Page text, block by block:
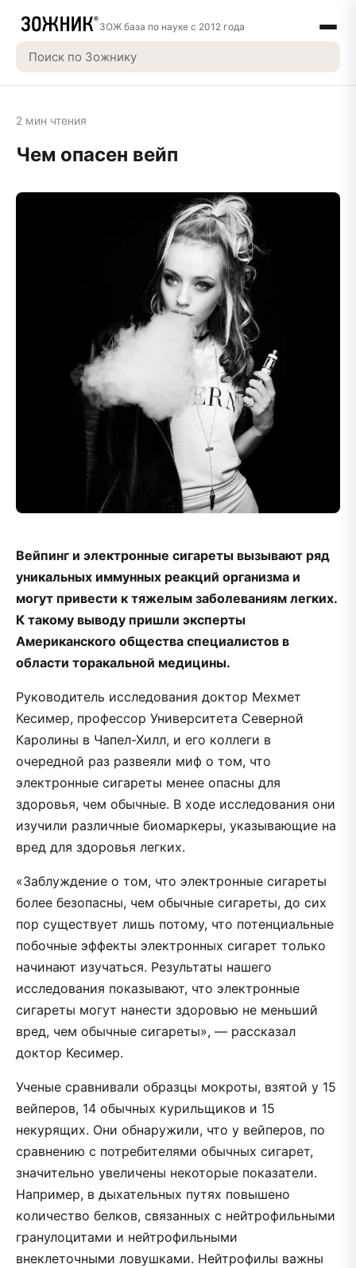
ЗОЖ база по науке с 2012 года
2 мин чтения
Чем опасен вейп
Вейпинг и электронные сигареты вызывают ряд
уникальных иммунных реакций организма и
могут привести к тяжелым заболеваниям легких.
К такому выводу пришли эксперты
Американского общества специалистов в
области торакальной медицины.
Руководитель исследования доктор Мехмет
Кесимер, профессор Университета Северной
Каролины в Чапел-Хилл, и его коллеги в
очередной раз развеяли миф о том, что
электронные сигареты менее опасны для
здоровья, чем обычные. В ходе исследования они
изучили различные биомаркеры, указывающие на
вред для здоровья легких.
«Заблуждение о том, что электронные сигареты
более безопасны, чем обычные сигареты, до сих
пор существует лишь потому, что потенциальные
побочные эффекты электронных сигарет только
начинают изучаться. Результаты нашего
исследования показывают, что электронные
сигареты могут нанести здоровью не меньший
вред, чем обычные сигареты», — рассказал
доктор Кесимер.
Ученые сравнивали образцы мокроты, взятой у 15
вейперов, 14 обычных курильщиков и 15
некурящих. Они обнаружили, что у вейперов, по
сравнению с потребителями обычных сигарет,
значительно увеличены некоторые показатели.
Например, в дыхательных путях повышено
количество белков, связанных с нейтрофильными
гранулоцитами и нейтрофильными
внеклеточными ловушками. Нейтрофилы важны